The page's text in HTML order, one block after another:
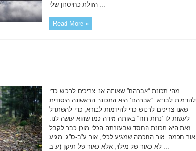
הזולת כחיסרון שלי ...
Read More »
מהי תכונת “אברהם” שאותה אנו צריכים לרכוש כדי
להדמות לבורא. “אברהם” היא התכונה הראשונה היסודית
שאנו צריכים לרכוש כדי להידמות לבורא, כדי להשתדל
לעשות לו “נחת רוח” באותה מידה כמו שהוא עושה לנו.
זאת היא תכונת החסד שבעזרתה הכלי מוכן כבר לקבל
אור חכמה. אור החכמה שמגיע לכלי, אור ע”ב-ס”ג, מגיע
לא כאור של מילוי, אלא כאור של תיקון (ע”ב ...